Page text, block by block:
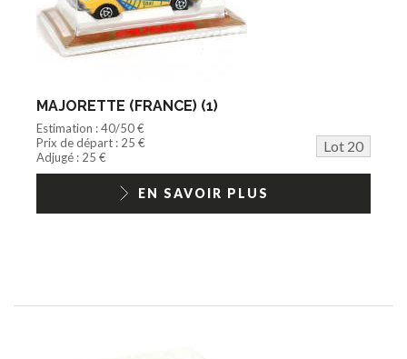
MAJORETTE (FRANCE) (1)
Estimation : 40/50 €
Prix de départ : 25 €
Lot 20
Adjugé : 25 €
EN SAVOIR PLUS